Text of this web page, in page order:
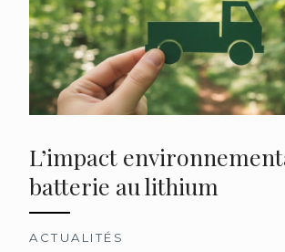
L’impact
batterie au lithium
ACTUALITÉS